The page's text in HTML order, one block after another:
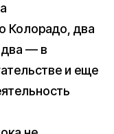
Колорадо, два
два — в
и еще